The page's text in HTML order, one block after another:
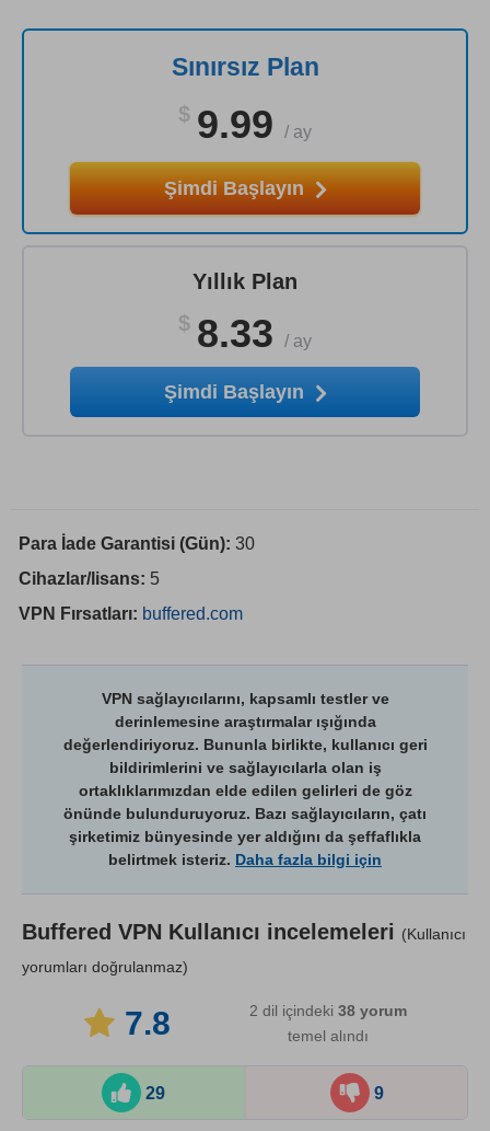
Sınırsız Plan
$ 9.99 / ay
Şimdi Başlayın
Yıllık Plan
$ 8.33 / ay
Şimdi Başlayın
Para İade Garantisi (Gün): 30
Cihazlar/lisans: 5
VPN Fırsatları: buffered.com
VPN sağlayıcılarını, kapsamlı testler ve
derinlemesine araştırmalar ışığında
değerlendiriyoruz. Bununla birlikte, kullanıcı geri
bildirimlerini ve sağlayıcılarla olan iş
ortaklıklarımızdan elde edilen gelirleri de göz
önünde bulunduruyoruz. Bazı sağlayıcıların, çatı
şirketimiz bünyesinde yer aldığını da şeffaflıkla
belirtmek isteriz. Daha fazla bilgi için
Buffered VPN Kullanıcı incelemeleri (Kullanıcı
yorumları doğrulanmaz)
7.8 2 dil içindeki 38yorum
temel alındı
29 9